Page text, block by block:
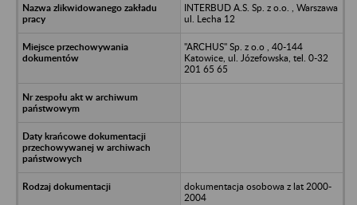
INTERBUD A.S. Sp. z o.o. , Warszawa
ul. Lecha 12
"ARCHUS" Sp. z o.o , 40-144
Katowice, ul. Józefowska, tel. 0-32
201 65 65
dokumentacja osobowa z lat 2000-
2004